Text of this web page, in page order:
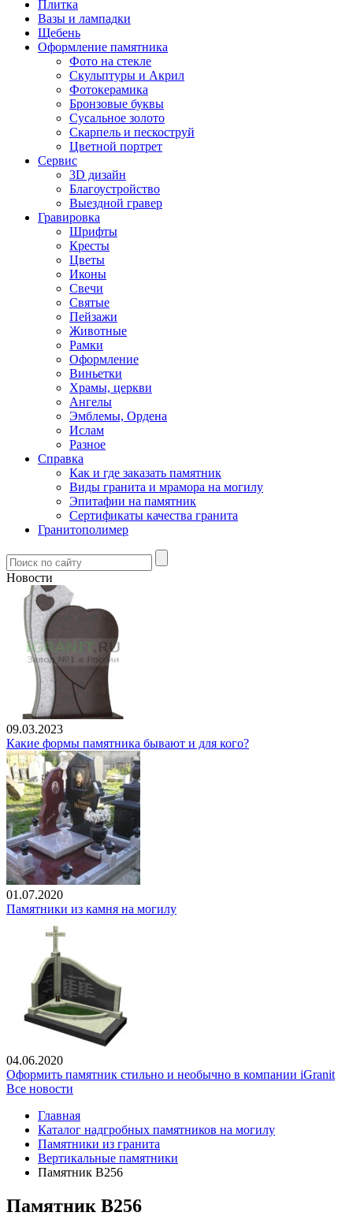
Плитка
Вазы и лампадки
Щебень
Оформление памятника
Фото на стекле
Скульптуры и Акрил
Фотокерамика
Бронзовые буквы
Сусальное золото
Скарпель и пескоструй
Цветной портрет
Сервис
3D дизайн
Благоустройство
Выездной гравер
Гравировка
Шрифты
Кресты
Цветы
Иконы
Свечи
Святые
Пейзажи
Животные
Рамки
Оформление
Виньетки
Храмы, церкви
Ангелы
Эмблемы, Ордена
Ислам
Разное
Справка
Как и где заказать памятник
Виды гранита и мрамора на могилу
Эпитафии на памятник
Сертификаты качества гранита
Гранитополимер
Новости
09.03.2023
Какие формы памятника бывают и для кого?
01.07.2020
Памятники из камня на могилу
04.06.2020
Оформить памятник стильно и необычно в компании iGranit
Все новости
Главная
Каталог надгробных памятников на могилу
Памятники из гранита
Вертикальные памятники
Памятник В256
Памятник В256